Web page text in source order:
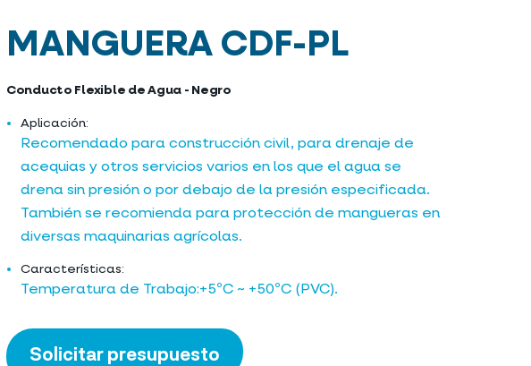
MANGUERA CDF-PL
Conducto Flexible de Agua - Negro
Aplicación:
Recomendado para construcción civil, para drenaje de
acequias y otros servicios varios en los que el agua se
drena sin presión o por debajo de la presión especificada.
También se recomienda para protección de mangueras en
diversas maquinarias agrícolas.
Características:
Temperatura de Trabajo:+5ºC ~ +50ºC (PVC).
Solicitar presupuesto